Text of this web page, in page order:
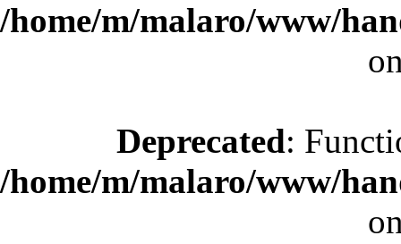
/home/m/malaro/www/
Deprecated:
/home/m/malaro/www/